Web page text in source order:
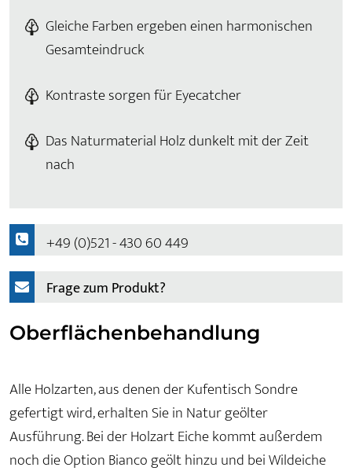
Gleiche Farben ergeben einen harmonischen
Gesamteindruck
Kontraste sorgen für Eyecatcher
Das Naturmaterial Holz dunkelt mit der Zeit
nach
+49 (0)521 - 430 60 449
Frage zum Produkt?
Oberflächenbehandlung
Alle Holzarten, aus denen der Kufentisch Sondre
gefertigt wird, erhalten Sie in Natur geölter
Ausführung. Bei der Holzart Eiche kommt außerdem
noch die Option Bianco geölt hinzu und bei Wildeiche